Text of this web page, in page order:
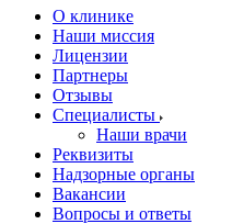
О клинике
Наши миссия
Лицензии
Партнеры
Отзывы
Специалисты
Наши врачи
Реквизиты
Надзорные органы
Вакансии
Вопросы и ответы